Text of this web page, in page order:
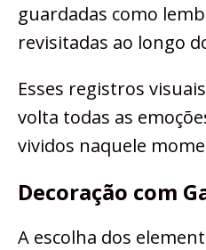
guardadas como
revisitadas ao longo
Esses registros
volta todas as
vividos naquele
Decoração com
A escolha dos